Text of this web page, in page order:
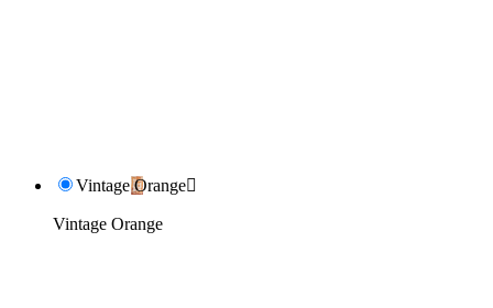
Vintage Orange
Vintage Orange